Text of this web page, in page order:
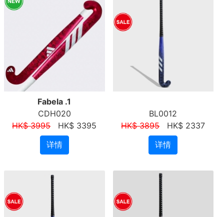
Fabela .1
CDH020
HK$ 3995HK$ 3395
详情
BL0012
HK$ 3895HK$ 2337
详情